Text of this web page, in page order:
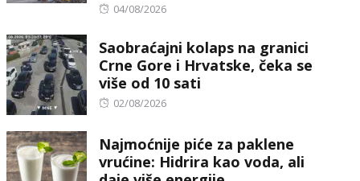
Posted
04/08/2026
Saobraćajni kolaps na granici
Crne Gore i Hrvatske, čeka se
više od 10 sati
Posted
02/08/2026
Najmoćnije piće za paklene
vrućine: Hidrira kao voda, ali